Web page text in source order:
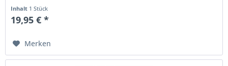
Inhalt 1 Stück
19,95 € *
Merken